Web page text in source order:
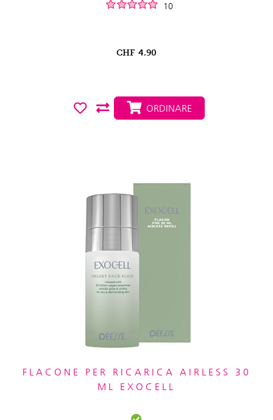
10
CHF 4.90
ORDINARE
FLACONE PER RICARICA AIRLESS 30
ML EXOCELL